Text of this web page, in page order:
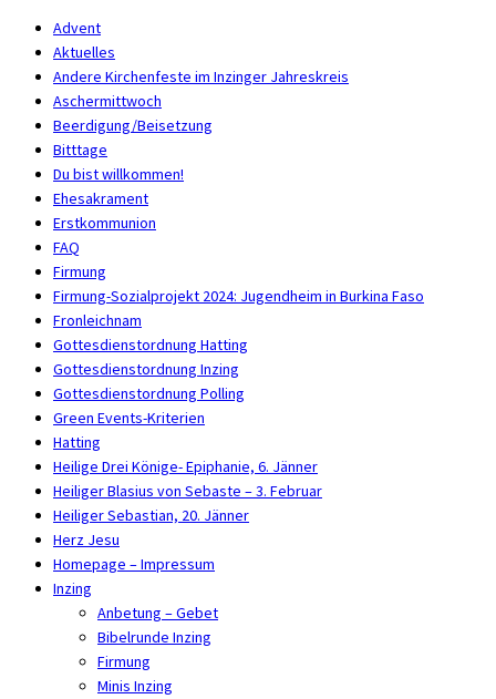
Advent
Aktuelles
Andere Kirchenfeste im Inzinger Jahreskreis
Aschermittwoch
Beerdigung/Beisetzung
Bitttage
Du bist willkommen!
Ehesakrament
Erstkommunion
FAQ
Firmung
Firmung-Sozialprojekt 2024: Jugendheim in Burkina Faso
Fronleichnam
Gottesdienstordnung Hatting
Gottesdienstordnung Inzing
Gottesdienstordnung Polling
Green Events-Kriterien
Hatting
Heilige Drei Könige- Epiphanie, 6. Jänner
Heiliger Blasius von Sebaste – 3. Februar
Heiliger Sebastian, 20. Jänner
Herz Jesu
Homepage – Impressum
Inzing
Anbetung – Gebet
Bibelrunde Inzing
Firmung
Minis Inzing